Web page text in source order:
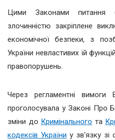
Цими Законами питання
злочинністю закріплене
економічної безпеки, з
України невластивих їй
правопорушень.
Через регламентні
проголосувала у Законі Про
зміни до Кримінального та
кодексів України у зв'язку